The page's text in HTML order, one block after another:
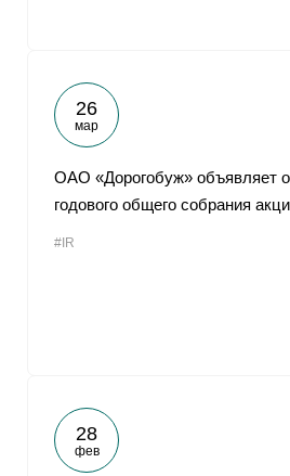
26
мар
ОАО «Дорогобуж» объявляет
годового общего собрания
#IR
28
фев